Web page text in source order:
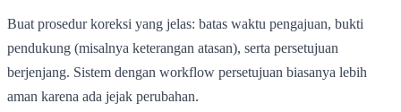
Buat prosedur koreksi yang jelas: batas waktu pengajuan, bukti
pendukung (misalnya keterangan atasan), serta persetujuan
berjenjang. Sistem dengan workflow persetujuan biasanya lebih
aman karena ada jejak perubahan.